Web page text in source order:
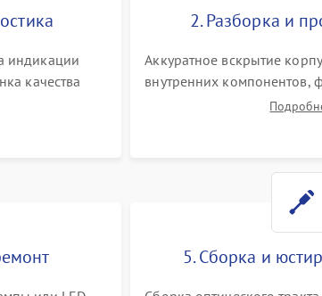
индикации
качества
артефактов
2. Разборка и
Аккуратное вскрытие
внутренних компонентов,
вентиляторов от
5. Сборка и